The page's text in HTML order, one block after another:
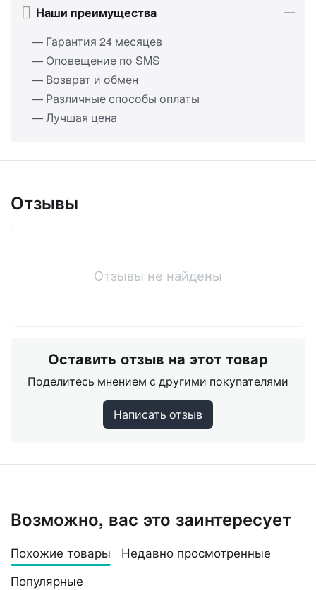
Наши преимущества
— Гарантия 24 месяцев
— Оповещение по SMS
— Возврат и обмен
— Различные способы оплаты
— Лучшая цена
Отзывы
Отзывы не найдены
Оставить отзыв на этот товар
Поделитесь мнением с другими покупателями
Написать отзыв
Возможно, вас это заинтересует
Похожие товары
Недавно просмотренные
Популярные